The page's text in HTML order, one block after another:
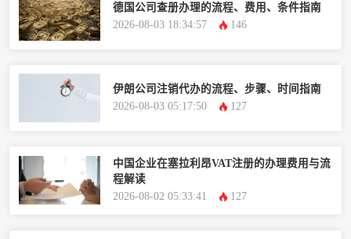
德国公司查册办理的流程、费用、条件指南
2026-08-03 18:34:57
146
伊朗公司注销代办的流程、步骤、时间指南
2026-08-03 05:17:50
127
中国企业在塞拉利昂VAT注册的办理费用与流
程解读
2026-08-02 05:33:41
127